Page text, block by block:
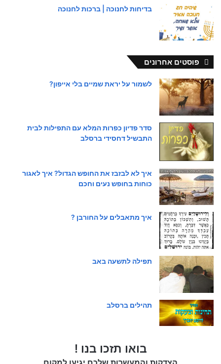
בדיחות לחנוכה | ברכות לחנוכה
פוסטים אחרונים
לשמור על יראת שמיים בלי אייפון?
סדר פדיון כפרות המלא עם התפילות לבית
התבשיל דחסידי ברסלב
איך לא לבזבז את החופש הגדול? איך לאגור
כוחות בחופש נעים וחכם
איך מתאבלים על החורבן ?
תפילה לתשעה באב
תהילים ברסלב
בואו תזכו בנו !